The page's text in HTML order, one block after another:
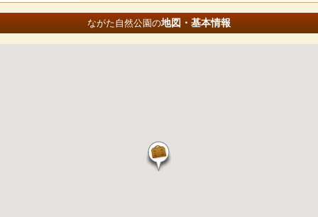
ながた自然公園の地図・基本情報